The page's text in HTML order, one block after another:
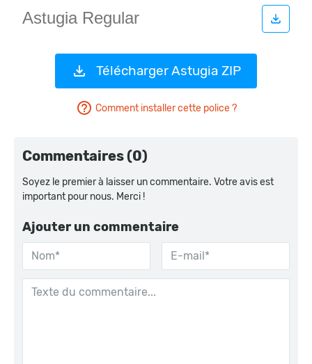
Télécharger Astugia ZIP
Comment installer cette police ?
Commentaires (0)
Soyez le premier à laisser un commentaire. Votre avis est
important pour nous. Merci !
Ajouter un commentaire